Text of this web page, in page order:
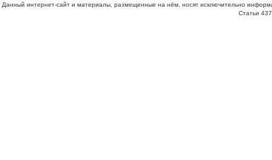
Данный интернет-сайт и материалы, размещенные на нём, носят исключительно
Статьи